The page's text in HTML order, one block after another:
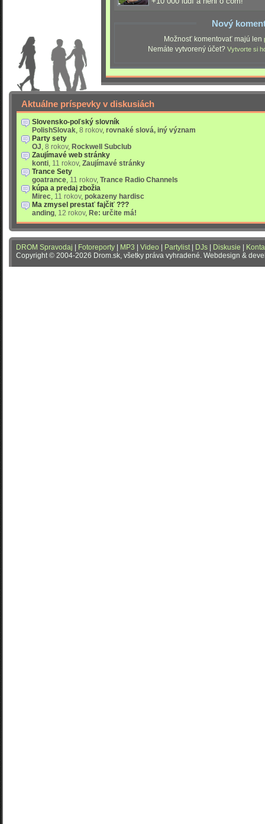
Nový
Možnosť komentovať majú len
Nemáte vytvorený účet? Vytvorte si
Aktuálne príspevky v diskusiách
Slovensko-poľský slovník
PolishSlovak, 8 rokov, rovnaké slová, iný význam
Party sety
OJ, 8 rokov, Rockwell Subclub
Zaujímavé web stránky
konti, 11 rokov, Zaujímavé stránky
Trance Sety
goatrance, 11 rokov, Trance Radio Channels
kúpa a predaj zbožia
Mirec, 11 rokov, pokazeny hardisc
Ma zmysel prestať fajčiť ???
anding, 12 rokov, Re: určite má!
DROM Spravodaj Fotoreporty MP3 Video Partylist| DJs Diskusie
Copyright © 2004-2026 Drom.sk, všetky práva vyhradené. Webdesign &